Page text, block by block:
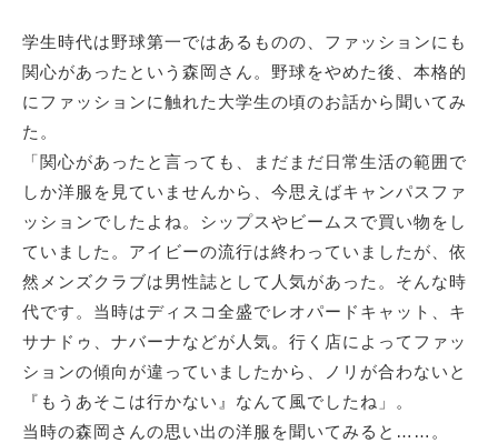
学生時代は野球第一ではあるものの、ファッションにも
関心があったという森岡さん。野球をやめた後、本格的
にファッションに触れた大学生の頃のお話から聞いてみ
た。
「関心があったと言っても、まだまだ日常生活の範囲で
しか洋服を見ていませんから、今思えばキャンパスファ
ッションでしたよね。シップスやビームスで買い物をし
ていました。アイビーの流行は終わっていましたが、依
然メンズクラブは男性誌として人気があった。そんな時
代です。当時はディスコ全盛でレオパードキャット、キ
サナドゥ、ナバーナなどが人気。行く店によってファッ
ションの傾向が違っていましたから、ノリが合わないと
『もうあそこは行かない』なんて風でしたね」。
当時の森岡さんの思い出の洋服を聞いてみると……。